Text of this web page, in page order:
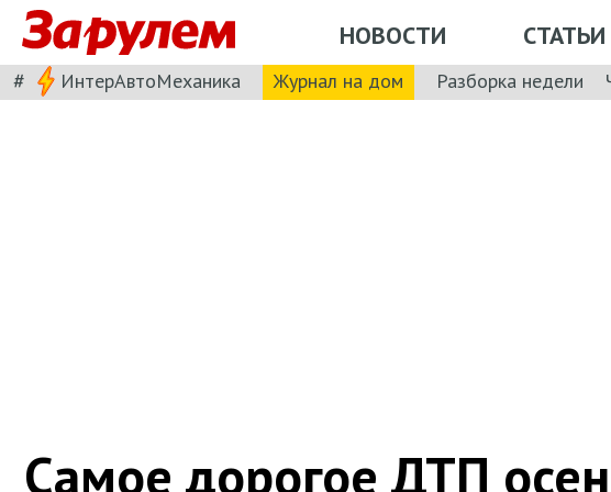
НОВОСТИ СТАТЬИ
# ИнтерАвтоМеханика Журнал на дом Разборка недели
Самое дорогое ДТП